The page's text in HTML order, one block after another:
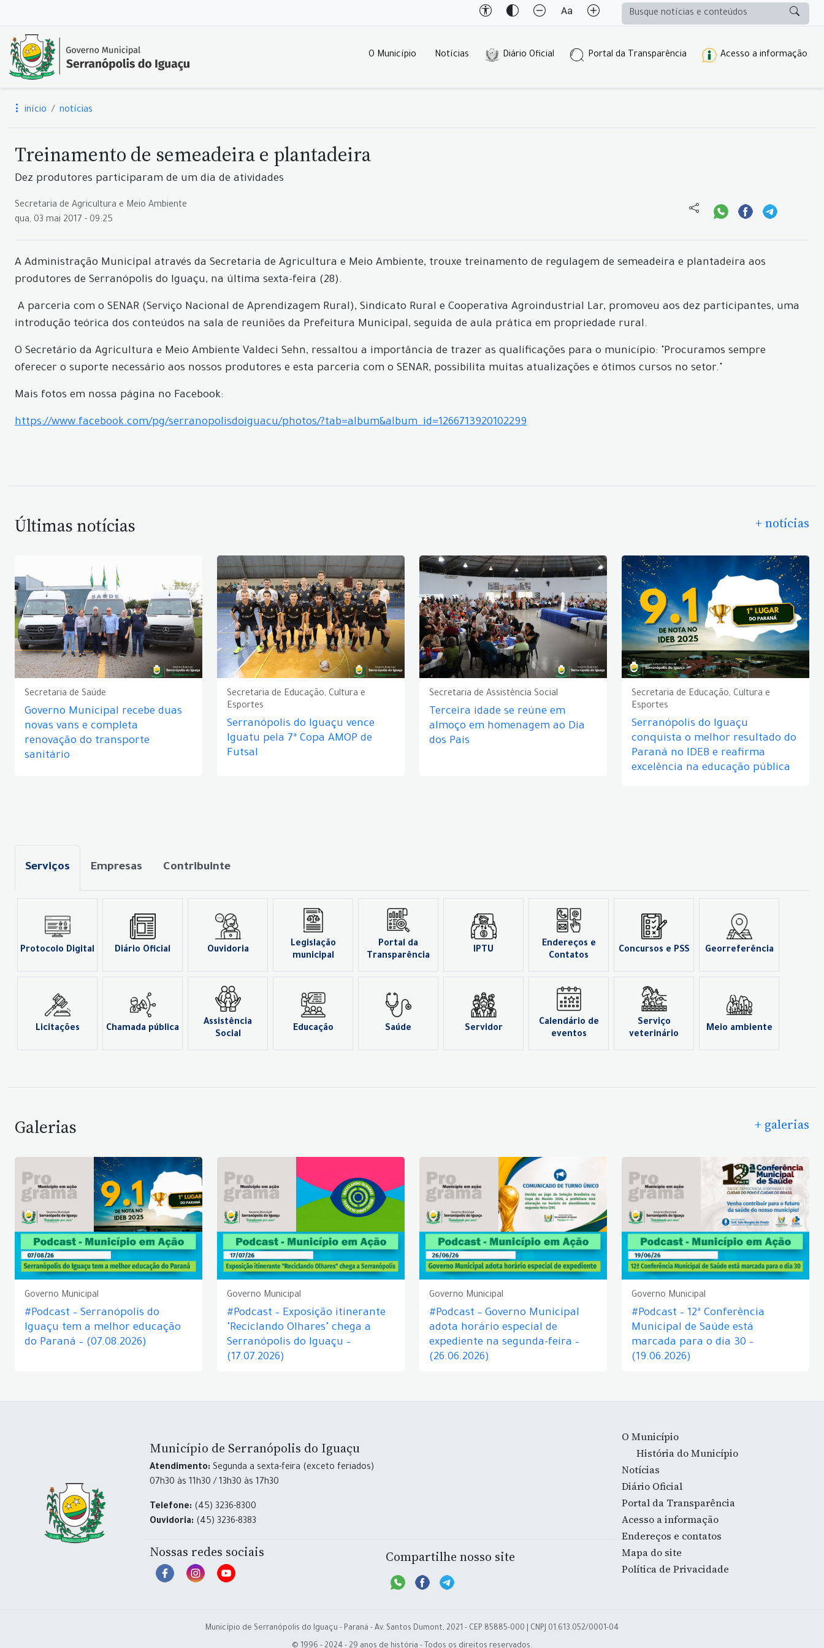
O Município Notícias Diário Oficial Portal da Transparência Acesso a informação
início notícias
Treinamento de semeadeira e plantadeira
Dez produtores participaram de um dia de atividades
Secretaria de Agricultura e Meio Ambiente
qua, 03 mai 2017 - 09:25
A Administração Municipal através da Secretaria de Agricultura e Meio Ambiente, trouxe treinamento de regulagem de semeadeira e plantadeira aos
produtores de Serranópolis do Iguaçu, na última sexta-feira (28).
A parceria com o SENAR (Serviço Nacional de Aprendizagem Rural), Sindicato Rural e Cooperativa Agroindustrial Lar, promoveu aos dez participantes, uma
introdução teórica dos conteúdos na sala de reuniões da Prefeitura Municipal, seguida de aula prática em propriedade rural.
O Secretário da Agricultura e Meio Ambiente Valdeci Sehn, ressaltou a importância de trazer as qualificações para o município: "Procuramos sempre
oferecer o suporte necessário aos nossos produtores e esta parceria com o SENAR, possibilita muitas atualizações e ótimos cursos no setor."
Mais fotos em nossa página no Facebook:
https://www.facebook.com/pg/serranopolisdoiguacu/photos/?tab=album&album_id=1266713920102299
Últimas notícias + notícias
Secretaria de Saúde
Governo Municipal recebe duas
novas vans e completa
renovação do transporte
sanitário
Secretaria de Educação, Cultura e
Esportes
Serranópolis do Iguaçu vence
Iguatu pela 7ª Copa AMOP de
Futsal
Secretaria de Assistência Social
Terceira idade se reúne em
almoço em homenagem ao Dia
dos Pais
Secretaria de Educação, Cultura e
Esportes
Serranópolis do Iguaçu
conquista o melhor resultado do
Paraná no IDEB e reafirma
excelência na educação pública
Serviços Empresas Contribuinte
Protocolo Digital Diário Oficial Ouvidoria
Legislação
municipal
Portal da
Transparência
IPTU
Endereços e
Contatos
Concursos e PSS Georreferência
Licitações Chamada pública
Assistência
Social
Educação Saúde Servidor
Calendário de
eventos
Serviço
veterinário
Meio ambiente
Galerias + galerias
Governo Municipal
#Podcast – Serranópolis do
Iguaçu tem a melhor educação
do Paraná – (07.08.2026)
Governo Municipal
#Podcast – Exposição itinerante
"Reciclando Olhares" chega a
Serranópolis do Iguaçu –
(17.07.2026)
Governo Municipal
#Podcast – Governo Municipal
adota horário especial de
expediente na segunda-feira –
(26.06.2026)
Governo Municipal
#Podcast – 12ª Conferência
Municipal de Saúde está
marcada para o dia 30 –
(19.06.2026)
Município de Serranópolis do Iguaçu
Atendimento: Segunda a sexta-feira (exceto feriados)
07h30 às 11h30 / 13h30 às 17h30
Telefone: (45) 3236-8300
Ouvidoria: (45) 3236-8383
Nossas redes sociais Compartilhe nosso site
O Município
História do Município
Notícias
Diário Oficial
Portal da Transparência
Acesso a informação
Endereços e contatos
Mapa do site
Política de Privacidade
Município de Serranópolis do Iguaçu - Paraná - Av. Santos Dumont, 2021 - CEP 85885-000 | CNPJ 01.613.052/0001-04
© 1996 - 2024 - 29 anos de história - Todos os direitos reservados.